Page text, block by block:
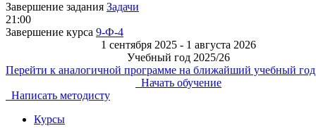
Завершение задания Задачи
21:00
Завершение курса 9-Ф-4
1 сентября 2025 - 1 августа 2026
Учебный год 2025/26
Перейти к аналогичной программе на ближайший учебный год
Начать обучение
Написать методисту
Курсы